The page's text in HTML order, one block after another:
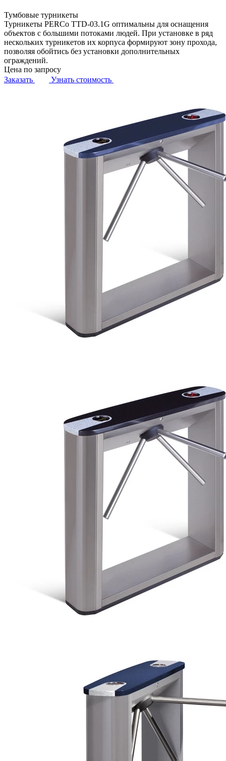
Тумбовые турникеты
Турникеты PERCo TTD-03.1G оптимальны для оснащения
объектов с большими потоками людей. При установке в ряд
нескольких турникетов их корпуса формируют зону прохода,
позволяя обойтись без установки дополнительных
ограждений.
Цена по запросу
Заказать
Узнать стоимость